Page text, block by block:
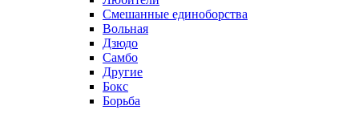
Смешанные единоборства
Вольная
Дзюдо
Самбо
Другие
Бокс
Борьба